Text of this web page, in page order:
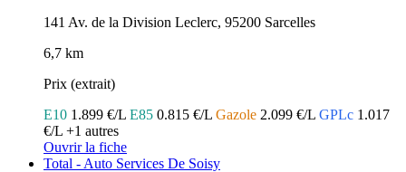
141 Av. de la Division Leclerc, 95200 Sarcelles
6,7 km
Prix (extrait)
E10 1.899 €/L E85 0.815 €/L Gazole 2.099 €/L GPLc 1.017
€/L +1 autres
Ouvrir la fiche
Total - Auto Services De Soisy